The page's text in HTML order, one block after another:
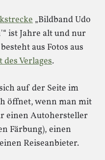
„Bildband Udo
ist Jahre alt und nur
aus Fotos aus
des Verlages.
auf der Seite im
öffnet, wenn man mit
einen Autohersteller
Färbung), einen
Reiseanbieter.